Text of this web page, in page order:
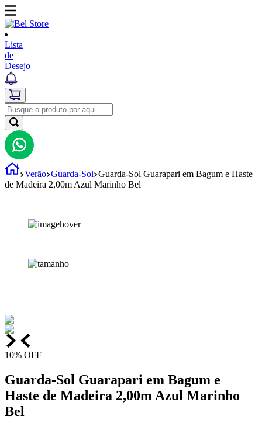
Lista
de
Desejo
Verão Guarda-Sol Guarda-Sol Guarapari em Bagum e Haste
de Madeira 2,00m Azul Marinho Bel
10% OFF
Guarda-Sol Guarapari em Bagum e
Haste de Madeira 2,00m Azul Marinho
Bel